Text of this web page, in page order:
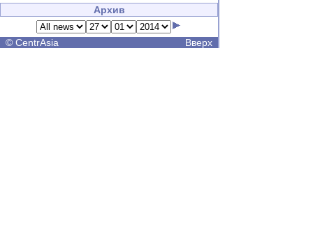
Архив
© CentrAsia Вверх